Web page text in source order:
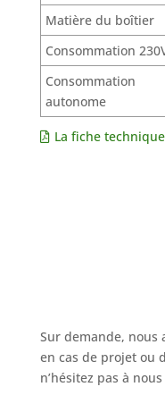
Matière du boîtier
Consommation
Consommation
autonome
La fiche
Sur demande, nous
en cas de projet ou
n’hésitez pas à